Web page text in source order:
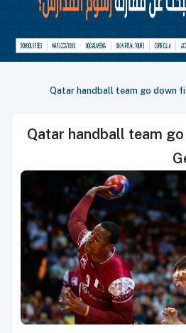
Qatar handball team go down
Qatar handball team